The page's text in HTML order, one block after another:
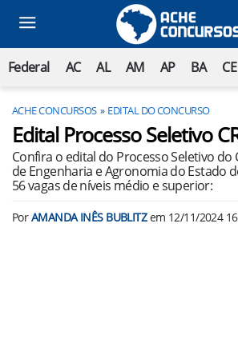
Federal AC AL AM AP BA CE
ACHE CONCURSOS EDITAL DO CONCURSO
Edital Processo Seletivo
Confira o edital do Processo Seletivo do
de Engenharia e Agronomia do Estado
56 vagas de níveis médio e superior:
PorAMANDA INÊS BUBLITZem 12/11/2024